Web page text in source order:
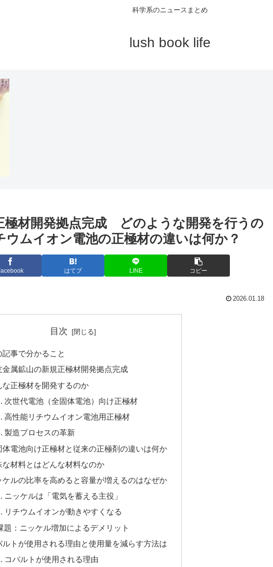
科学系のニュースまとめ
lush book life
極材開発拠点完成 どのような開発を行うの
ウムイオン電池の正極材の違いは何か？
はてブ LINE コピー
2026.01.18
目次
記事で分かること
金属鉱山の新規正極材開発拠点完成
な正極材を開発するのか
次世代電池（全固体電池）向け正極材
高性能リチウムイオン電池用正極材
製造プロセスの革新
体電池向け正極材と従来の正極剤の違いは何か
な材料とはどんな材料なのか
ケルの比率を高めると容量が増えるのはなぜか
ニッケルは「電気を蓄える主役」
リチウムイオンが動きやすくなる
題：ニッケル増加によるデメリット
ルトが使用される理由と使用量を減らす方法は
コバルトが使用される理由